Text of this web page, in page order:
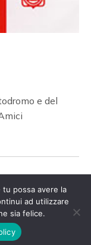
e del
with
using
possa avere la
ad utilizzare
sia felice.